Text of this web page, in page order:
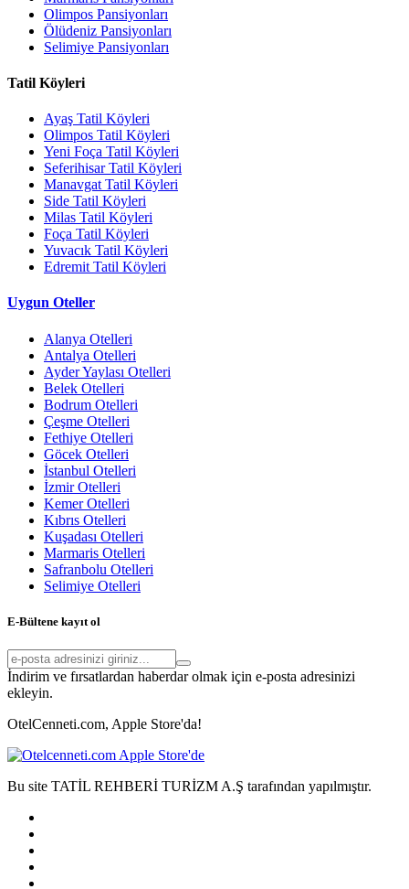
Olimpos Pansiyonları
Ölüdeniz Pansiyonları
Selimiye Pansiyonları
Tatil Köyleri
Ayaş Tatil Köyleri
Olimpos Tatil Köyleri
Yeni Foça Tatil Köyleri
Seferihisar Tatil Köyleri
Manavgat Tatil Köyleri
Side Tatil Köyleri
Milas Tatil Köyleri
Foça Tatil Köyleri
Yuvacık Tatil Köyleri
Edremit Tatil Köyleri
Uygun Oteller
Alanya Otelleri
Antalya Otelleri
Ayder Yaylası Otelleri
Belek Otelleri
Bodrum Otelleri
Çeşme Otelleri
Fethiye Otelleri
Göcek Otelleri
İstanbul Otelleri
İzmir Otelleri
Kemer Otelleri
Kıbrıs Otelleri
Kuşadası Otelleri
Marmaris Otelleri
Safranbolu Otelleri
Selimiye Otelleri
E-Bültene kayıt ol
İndirim ve fırsatlardan haberdar olmak için e-posta adresinizi
ekleyin.
OtelCenneti.com, Apple Store'da!
Bu site TATİL REHBERİ TURİZM A.Ş tarafından yapılmıştır.